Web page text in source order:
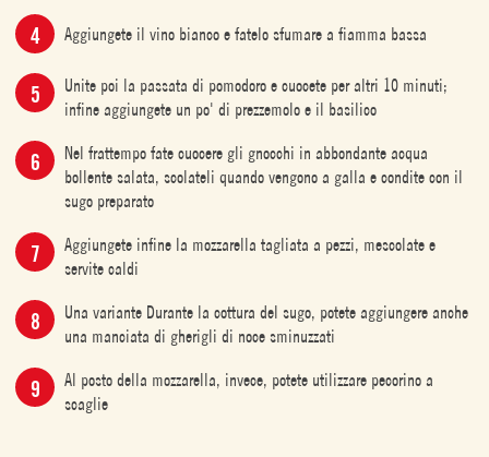
Aggiungete il vino bianco e fatelo sfumare a fiamma bassa
Unite poi la passata di pomodoro e cuocete per altri 10 minuti;
infine aggiungete un po' di prezzemolo e il basilico
Nel frattempo fate cuocere gli gnocchi in abbondante acqua
bollente salata, scolateli quando vengono a galla e condite con il
sugo preparato
Aggiungete infine la mozzarella tagliata a pezzi, mescolate e
servite caldi
Una variante Durante la cottura del sugo, potete aggiungere anche
una manciata di gherigli di noce sminuzzati
Al posto della mozzarella, invece, potete utilizzare pecorino a
scaglie